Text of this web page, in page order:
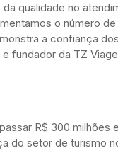
qualidade no
o número de
a confiança
fundador da TZ
R$ 300 milhões
do setor de turismo